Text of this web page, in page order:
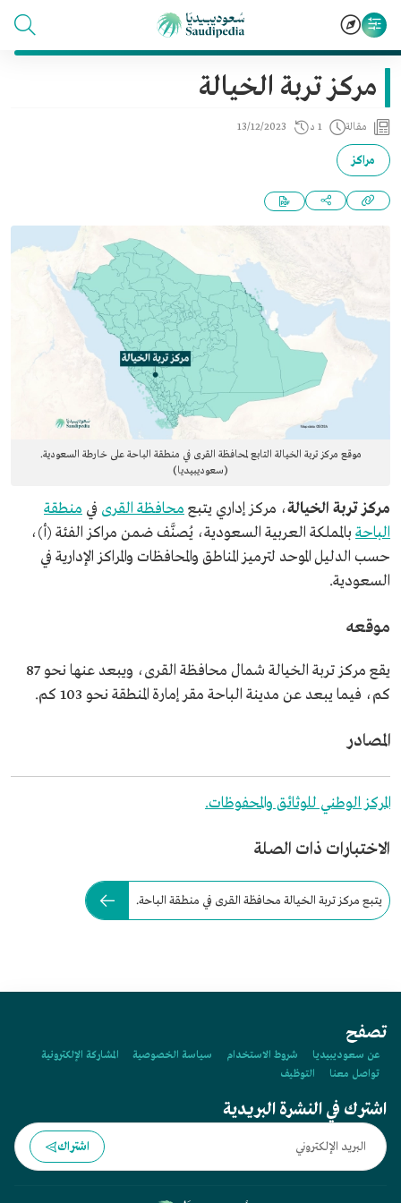
مركز تربة الخيالة
مقالة 1 د 13/12/2023
مراكز
موقع مركز تربة الخيالة التابع لمحافظة القرى في منطقة الباحة على خارطة السعودية.
(سعوديبيديا)
مركز تربة الخيالة، مركز إداري يتبع محافظة القرى في منطقة
الباحة بالمملكة العربية السعودية، يُصنَّف ضمن مراكز الفئة (أ)،
حسب الدليل الموحد لترميز المناطق والمحافظات والمراكز الإدارية في
السعودية.
موقعه
يقع مركز تربة الخيالة شمال محافظة القرى، ويبعد عنها نحو 87
كم، فيما يبعد عن مدينة الباحة مقر إمارة المنطقة نحو 103 كم.
المصادر
المركز الوطني للوثائق والمحفوظات.
الاختبارات ذات الصلة
يتبع مركز تربة الخيالة محافظة القرى في منطقة الباحة.
تصفح
عن سعوديبيديا شروط الاستخدام سياسة الخصوصية
المشاركة الإلكترونية
تواصل معنا
التوظيف
اشترك في النشرة البريدية
اشتراك